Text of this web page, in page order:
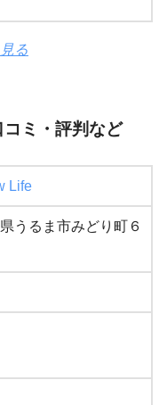
る
ミ・評判など
Life
うるま市みどり町６